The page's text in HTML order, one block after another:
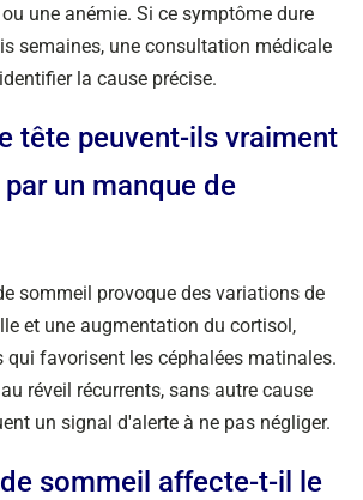
une anémie. Si ce symptôme dure
semaines, une consultation médicale
la cause précise.
tête peuvent-ils vraiment
un manque de
sommeil provoque des variations de
et une augmentation du cortisol,
qui favorisent les céphalées matinales.
réveil récurrents, sans autre cause
un signal d'alerte à ne pas négliger.
sommeil affecte-t-il le